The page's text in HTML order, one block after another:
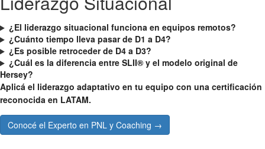
¿El liderazgo situacional funciona en equipos remotos?
¿Cuánto tiempo lleva pasar de D1 a D4?
¿Es posible retroceder de D4 a D3?
¿Cuál es la diferencia entre SLII® y el modelo original de
Hersey?
Aplicá el liderazgo adaptativo en tu equipo con una certificación
reconocida en LATAM.
Conocé el Experto en PNL y Coaching →